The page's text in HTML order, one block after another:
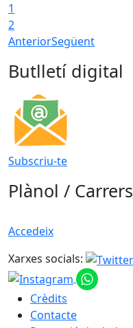
1
2
AnteriorSegüent
Butlletí digital
Subscriu-te
Plànol / Carrers
Accedeix
Xarxes socials:
Crèdits
Contacte